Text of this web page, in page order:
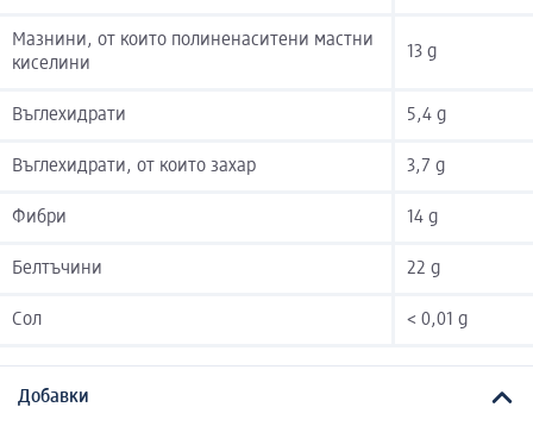
Мазнини, от които полиненаситени мастни
киселини
13 g
Въглехидрати 5,4 g
Въглехидрати, от които захар 3,7 g
Фибри 14 g
Белтъчини 22 g
Сол < 0,01 g
Добавки